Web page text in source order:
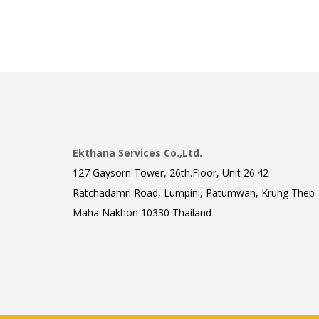
Ekthana Services Co.,Ltd.
127 Gaysorn Tower, 26th.Floor, Unit 26.42
Ratchadamri Road, Lumpini, Patumwan, Krung Thep
Maha Nakhon 10330 Thailand